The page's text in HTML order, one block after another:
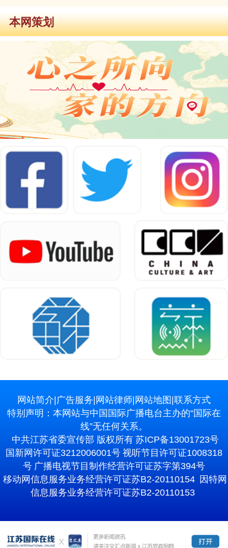
本网策划
网站简介| 广告服务| 网站律师| 网站地图 |联系方式
特别声明：本网站与中国国际广播电台主办的“国际在
线”无任何关系。
中共江苏省委宣传部 版权所有 苏ICP备13001723号
国新网许可证3212006001号 视听节目许可证1008318
号 广播电视节目制作经营许可证苏字第394号
移动网信息服务业务经营许可证苏B2-20110154 因特网
信息服务业务经营许可证苏B2-20110153